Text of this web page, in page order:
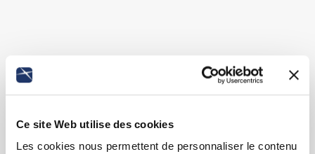
Ce site Web utilise des cookies
Les cookies nous permettent de personnaliser le contenu